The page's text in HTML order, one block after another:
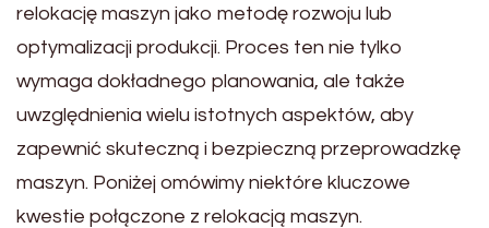
relokację maszyn jako metodę rozwoju lub
optymalizacji produkcji. Proces ten nie tylko
wymaga dokładnego planowania, ale także
uwzględnienia wielu istotnych aspektów, aby
zapewnić skuteczną i bezpieczną przeprowadzkę
maszyn. Poniżej omówimy niektóre kluczowe
kwestie połączone z relokacją maszyn.